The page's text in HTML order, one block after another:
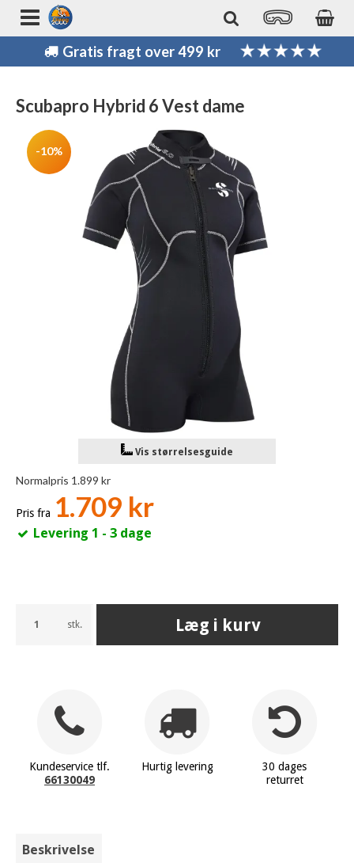
Gratis fragt over 499 kr
Scubapro Hybrid 6 Vest dame
-10%
Vis størrelsesguide
Normalpris 1.899 kr
Pris fra 1.709 kr
Levering 1 - 3 dage
stk. Læg i kurv
Kundeservice tlf.
66130049
Hurtig levering
30 dages
returret
Beskrivelse